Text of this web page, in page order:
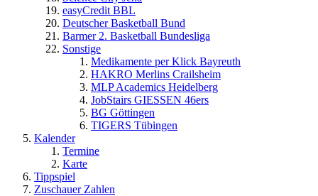
easyCredit BBL
Deutscher Basketball Bund
Barmer 2. Basketball Bundesliga
Sonstige
Medikamente per Klick Bayreuth
HAKRO Merlins Crailsheim
MLP Academics Heidelberg
JobStairs GIESSEN 46ers
BG Göttingen
TIGERS Tübingen
Kalender
Termine
Karte
Tippspiel
Zuschauer Zahlen